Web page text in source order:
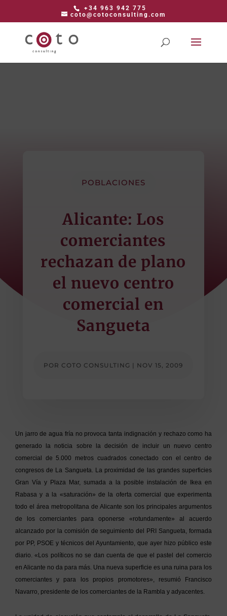
+34 963 942 775
coto@cotoconsulting.com
POBLACIONES
Alicante: Los
comerciantes
rechazan de plano
el nuevo centro
comercial en
Sangueta
POR COTO CONSULTING | NOV 15, 2009
Un jarro de agua fría no provoca tanta indignación y rechazo como ha
generado la noticia sobre la decisión de incluir un nuevo centro
comercial de 5.000 metros cuadrados conectado con el centro de
congresos de La Sangueta. La proximidad de las grandes superficies
Gran Vía y Plaza Mar, sumada a la posible instalación de Ikea en
Rabasa y a la «saturación» de la oferta comercial que experimenta
todo el área metropolitana de Alicante son los principales argumentos
de los comerciantes para oponerse «rotundamente» al acuerdo
alcanzado por la comisión de seguimiento del PRI Sangueta, formada
por PP, PSOE y técnicos del Ayuntamiento, que ayer hizo público este
diario. «Los políticos no se dan cuenta de que el pastel del comercio
en Alicante no da para más. Una nueva superficie es una ruina para los
comerciantes y para los propios promotores», resumió Francisco
Navarro, presidente de los comerciantes de la Rambla y adyacentes.